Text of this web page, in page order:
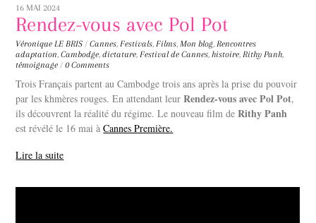
16 MAI 2024
Rendez-vous avec Pol Pot
Véronique LE BRIS / Cannes,Festivals,Films,Mon blog,Rencontres
adaptation,Cambodge,dictature,Festival de Cannes,histoire,Rithy Panh,
témoignage / 0 Comments
Trois Français partent au Cambodge trois ans après la prise du pouvoir
par les khmères rouges. En attendant leurRendez-vous avec Pol Pot,
ils découvrent la réalité du régime. Le nouveau film deRithy Panh
est révélé le 16 mai àCannes Première.
Lire la suite